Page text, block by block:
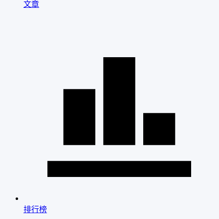
文章
排行榜